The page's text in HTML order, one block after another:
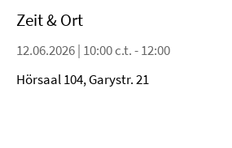
Zeit & Ort
12.06.2026 | 10:00 c.t. - 12:00
Hörsaal 104, Garystr. 21